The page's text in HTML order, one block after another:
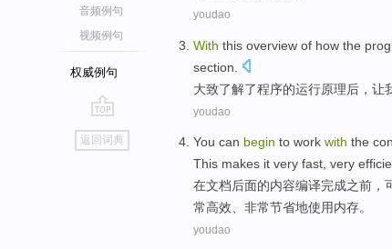
音频例句
视频例句
权威例句
go
top
返回词典
youdao
With this overview of how the
section
大致了解了程序的运行原理后 ， 让
youdao
You can begin to work with the
This makes it very fast, very
在文档后面的内容编译完成之前 ，
常高效、非常节省地使用内存。
youdao